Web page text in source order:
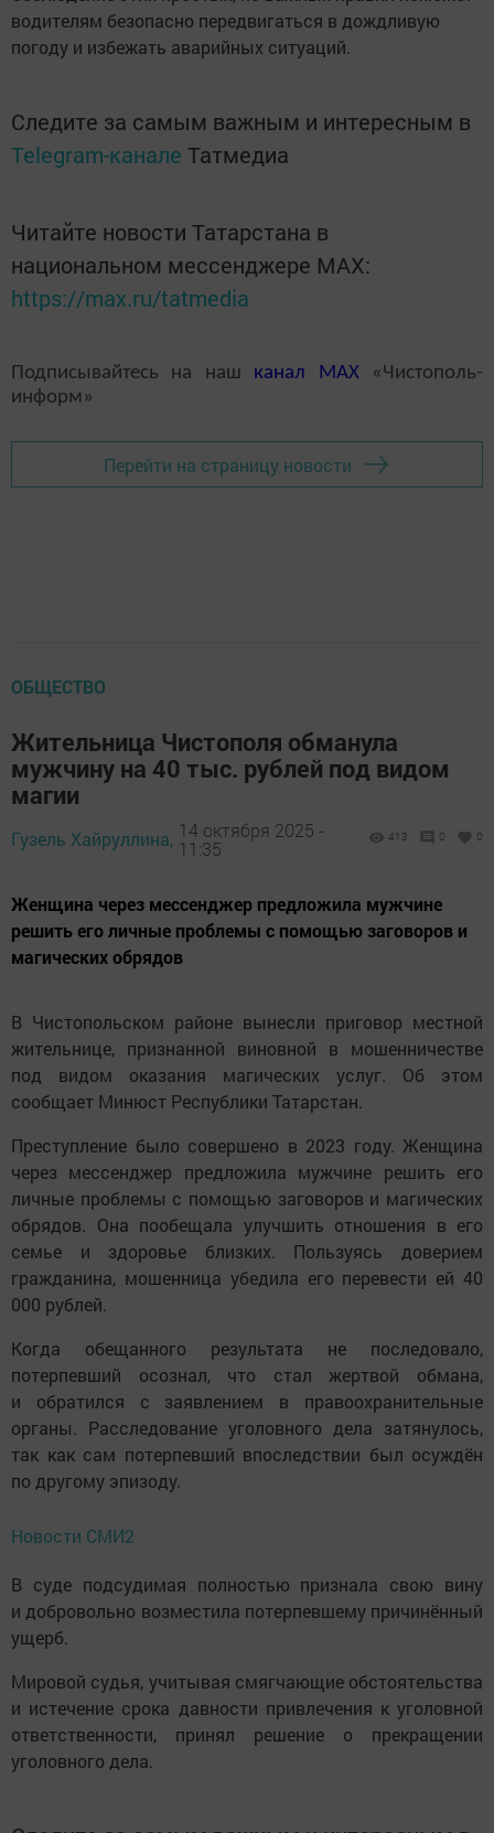
водителям безопасно передвигаться в дождливую
погоду и избежать аварийных ситуаций.
Следите за самым важным и интересным в
Telegram-канале Татмедиа
Читайте новости Татарстана в
национальном мессенджере MАХ:
https://max.ru/tatmedia
Подписывайтесь на наш канал MAX«Чистополь-
информ»
Перейти на страницу новости
ОБЩЕСТВО
Жительница Чистополя обманула
мужчину на 40 тыс. рублей под видом
магии
Гузель Хайруллина, 14 октября 2025 -
11:35
413 0 0
Женщина через мессенджер предложила мужчине
решить его личные проблемы с помощью заговоров и
магических обрядов
В Чистопольском районе вынесли приговор местной
жительнице, признанной виновной в мошенничестве
под видом оказания магических услуг. Об этом
сообщает Минюст Республики Татарстан.
Преступление было совершено в 2023 году. Женщина
через мессенджер предложила мужчине решить его
личные проблемы с помощью заговоров и магических
обрядов. Она пообещала улучшить отношения в его
семье и здоровье близких. Пользуясь доверием
гражданина, мошенница убедила его перевести ей 40
000 рублей.
Когда обещанного результата не последовало,
потерпевший осознал, что стал жертвой обмана,
и обратился с заявлением в правоохранительные
органы. Расследование уголовного дела затянулось,
так как сам потерпевший впоследствии был осуждён
по другому эпизоду.
Новости СМИ2
В суде подсудимая полностью признала свою вину
и добровольно возместила потерпевшему причинённый
ущерб.
Мировой судья, учитывая смягчающие обстоятельства
и истечение срока давности привлечения к уголовной
ответственности, принял решение о прекращении
уголовного дела.